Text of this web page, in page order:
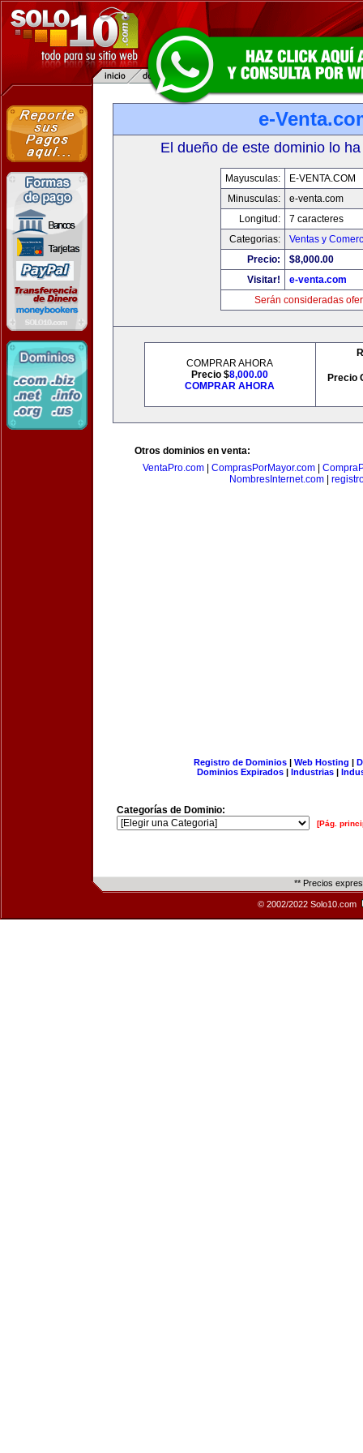
e-
El dueño de este dominio lo
Mayusculas:
E-VENTA.COM
Minusculas:
e-venta.com
Longitud:
7 caracteres
Categorias:
Ventas y
Precio:
$8,000.00
Visitar!
e-venta.com
Serán consideradas
COMPRAR AHORA
Precio $8,000.00
COMPRAR AHORA
Precio
Otros dominios en venta:
VentaPro.com| ComprasPorMayor.com|
NombresInternet.com
Registro de Dominios| Web Hosting |
Dominios Expirados | Industrias |
Categorías de Dominio:
[Pág.
** Precios
© 2002/2022 Solo10.com